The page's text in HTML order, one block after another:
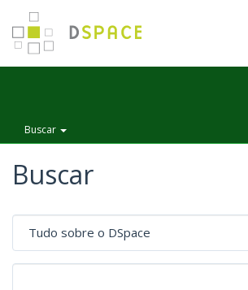
Buscar
Buscar